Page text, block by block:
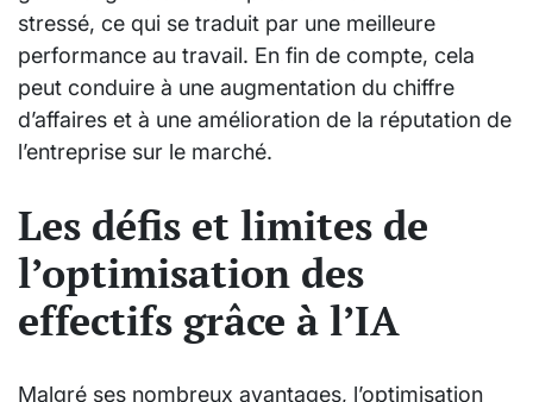
stressé, ce qui se traduit par une meilleure
performance au travail. En fin de compte, cela
peut conduire à une augmentation du chiffre
d’affaires et à une amélioration de la réputation de
l’entreprise sur le marché.
Les défis et limites de
l’optimisation des
effectifs grâce à l’IA
Malgré ses nombreux avantages, l’optimisation